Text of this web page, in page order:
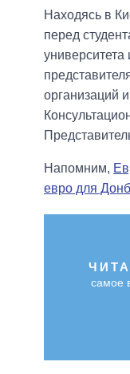
Находясь в
перед
университета
организаций
Напомним,
евро для
самое